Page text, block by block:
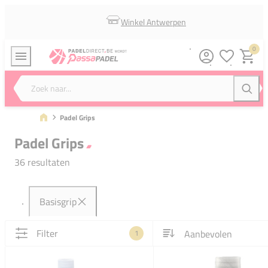
Winkel Antwerpen
Zoek naar...
0
Padel Grips
Padel Grips
36 resultaten
Basisgrip
Filter 1